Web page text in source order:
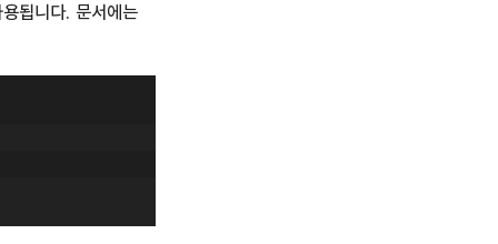
됩니다. 문서에는